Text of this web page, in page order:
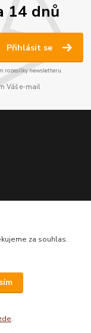
14 dnů
Přihlásit se
rozesílky newsletteru.
Váš e-mail
za souhlas.
.